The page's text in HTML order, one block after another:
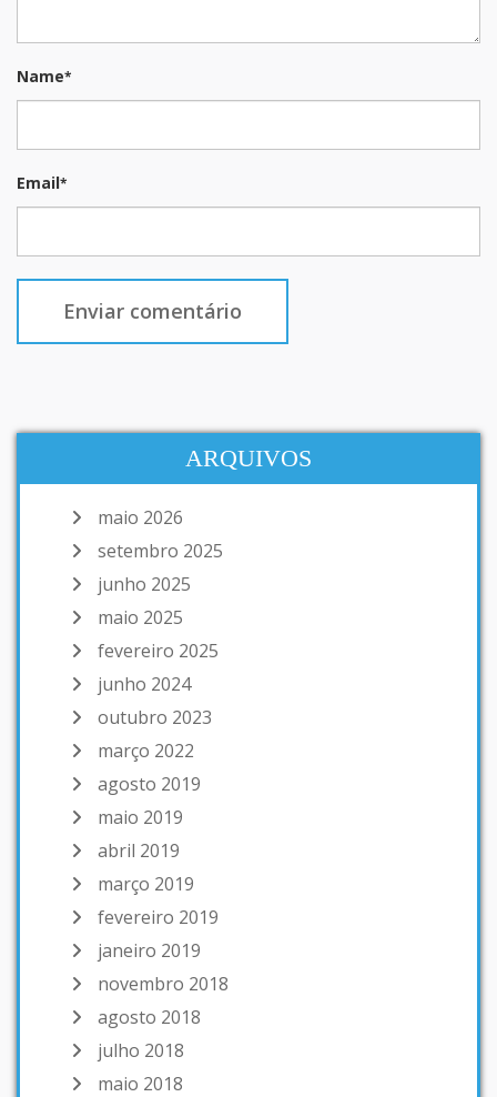
Name*
Email*
ARQUIVOS
maio 2026
setembro 2025
junho 2025
maio 2025
fevereiro 2025
junho 2024
outubro 2023
março 2022
agosto 2019
maio 2019
abril 2019
março 2019
fevereiro 2019
janeiro 2019
novembro 2018
agosto 2018
julho 2018
maio 2018